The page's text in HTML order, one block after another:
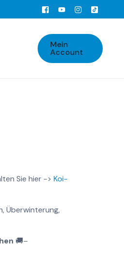
Mein
Account
Sie hier -> Koi-
Überwinterung,
🚚–